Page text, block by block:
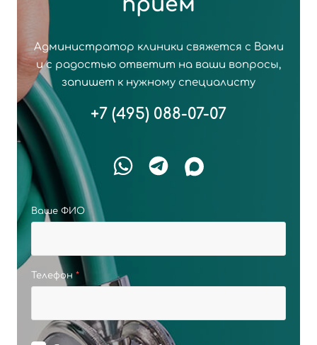
Администратор клиники свяжется с Вами
и с радостью ответит на ваши вопросы,
запишет к нужному специалисту
+7 (495) 088-07-07
Ваше ФИО
Телефон *